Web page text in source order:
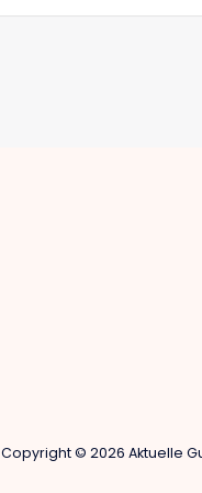
Copyright © 2026 Aktuelle